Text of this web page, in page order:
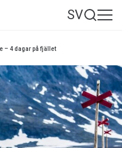
SV
– 4 dagar på fjället